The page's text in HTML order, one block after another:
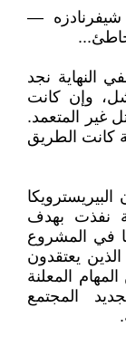
—
النهاية نجد
وإن كانت
غير المتعمد.
كانت الطريق
نفذت بهدف
في المشروع
يعتقدون
المعلنة
المجتمع